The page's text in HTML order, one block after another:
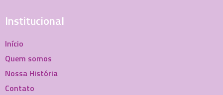
Institucional
Início
Quem somos
Nossa História
Contato